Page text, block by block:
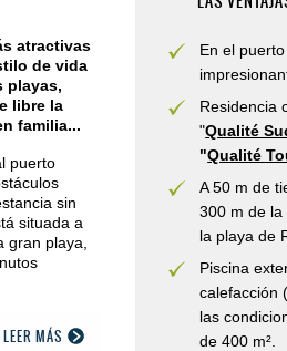
atractivas
de vida
playas,
libre la
familia...
puerto
sin
situada a
gran playa,
LEER MÁS
En el
Residencia
"Qualité
"Qualité
A 50 m de
300 m de
la playa de
Piscina
calefacción
las
de 400 m².